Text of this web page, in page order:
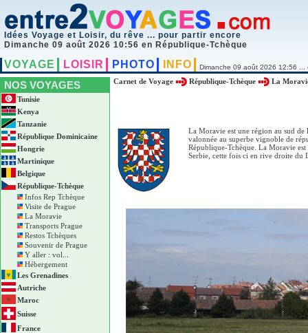
Idées Voyage et Loisir, du rêve ... pour partir encore
Dimanche 09 août 2026 10:56 en République-Tchèque
VOYAGE LOISIR PHOTO INFO Dimanche 09 août 2026 12:56 ...
NOS VOYAGES
Tunisie
Kenya
Tanzanie
République Dominicaine
Hongrie
Martinique
Belgique
République-Tchèque
Infos Rep Tchèque
Visite de Prague
La Moravie
Transports Prague
Restos Tchèques
Souvenir de Prague
Y aller : vol...
Hébergement
Les Grenadines
Autriche
Maroc
Suisse
France
Carnet de Voyage République-Tchèque La
La Moravie est une région au sud
valonnée au superbe vignoble de
République-Tchèque. La Moravie
Serbie, cette fois ci en rive droite du